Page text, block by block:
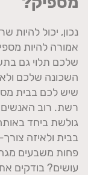
נכון, יכול
אמורה להיות
שלכם תלוי גם
השכונה שלכם
שיש לכם בבית
רשת. רוב
גולשת ביחד
בבית ולאיזה
פחות משבעים
עושים? בודקים